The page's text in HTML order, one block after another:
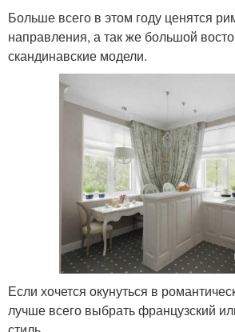
Больше всего в этом году ценятся
направления, а так же большой
скандинавские модели.
Если хочется окунуться в
лучше всего выбрать французский